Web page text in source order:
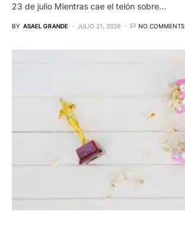
23 de julio Mientras cae el telón sobre…
BY ASAEL GRANDE JULIO 21, 2026 NO COMMENTS